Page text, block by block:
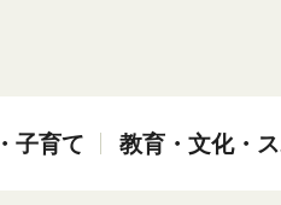
子育て 教育・文化・